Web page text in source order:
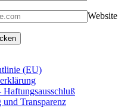
Website
(EU)
Haftungsausschluß
Transparenz